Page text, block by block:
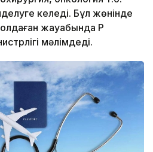
келеді. Бұл жөнінде
жауабында ҚР
мәлімдеді.